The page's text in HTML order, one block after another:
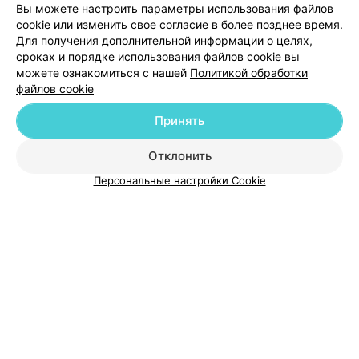
Добавить компанию
Вы можете настроить параметры использования файлов
cookie или изменить свое согласие в более позднее время.
Для получения дополнительной информации о целях,
сроках и порядке использования файлов cookie вы
можете ознакомиться с нашей Политикой обработки
файлов cookie
Отклонить
Принять
Персональные настройки Cookie